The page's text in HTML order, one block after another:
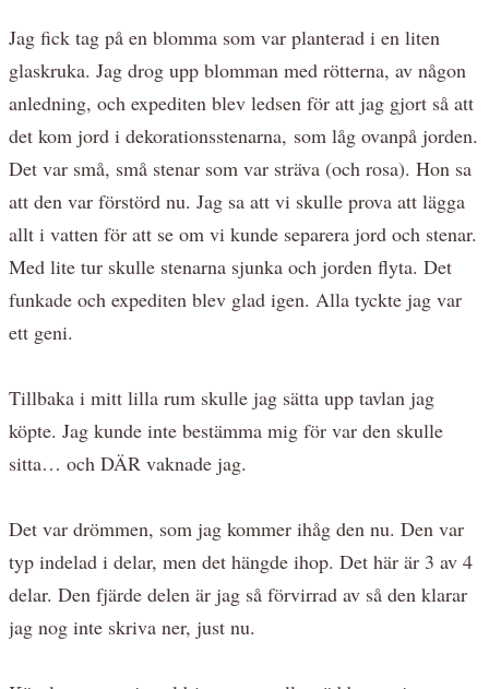
Jag fick tag på en blomma som var planterad i en liten
glaskruka. Jag drog upp blomman med rötterna, av någon
anledning, och expediten blev ledsen för att jag gjort så att
det kom jord i dekorationsstenarna, som låg ovanpå jorden.
Det var små, små stenar som var sträva (och rosa). Hon sa
att den var förstörd nu. Jag sa att vi skulle prova att lägga
allt i vatten för att se om vi kunde separera jord och stenar.
Med lite tur skulle stenarna sjunka och jorden flyta. Det
funkade och expediten blev glad igen. Alla tyckte jag var
ett geni.
Tillbaka i mitt lilla rum skulle jag sätta upp tavlan jag
köpte. Jag kunde inte bestämma mig för var den skulle
sitta… och DÄR vaknade jag.
Det var drömmen, som jag kommer ihåg den nu. Den var
typ indelad i delar, men det hängde ihop. Det här är 3 av 4
delar. Den fjärde delen är jag så förvirrad av så den klarar
jag nog inte skriva ner, just nu.